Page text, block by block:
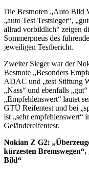
Die Bestnoten „Auto Bild
„auto Test Testsieger“,
allrad vorbildlich“ zeigen
Sommerpneus des
jeweiligen Testbericht.
Zweiter Sieger war der
Bestnote „Besonders
ADAC und „test Stiftung
„Nass“ und ebenfalls
„Empfehlenswert“ lautet
GTÜ Reifentest und bei
ist „sehr empfehlenswert“
Geländereifentest.
Nokian Z G2:
kürzesten
Bild“